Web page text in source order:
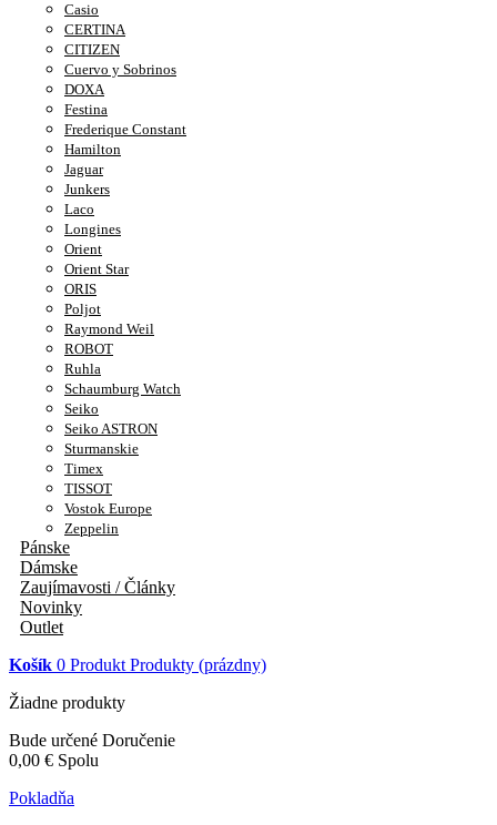
Casio
CERTINA
CITIZEN
Cuervo y Sobrinos
DOXA
Festina
Frederique Constant
Hamilton
Jaguar
Junkers
Laco
Longines
Orient
Orient Star
ORIS
Poljot
Raymond Weil
ROBOT
Ruhla
Schaumburg Watch
Seiko
Seiko ASTRON
Sturmanskie
Timex
TISSOT
Vostok Europe
Zeppelin
Pánske
Dámske
Zaujímavosti / Články
Novinky
Outlet
Košík 0 Produkt Produkty (prázdny)
Žiadne produkty
Bude určené Doručenie
0,00 € Spolu
Pokladňa